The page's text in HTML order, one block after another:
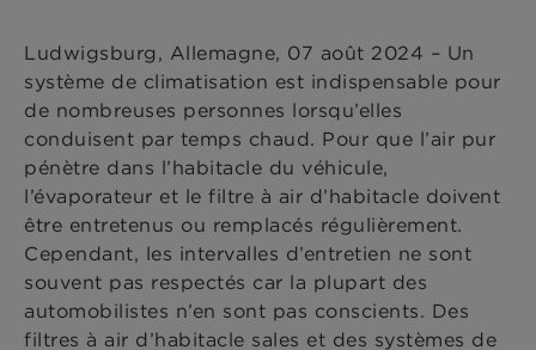
Ludwigsburg, Allemagne, 07 août 2024 – Un
système de climatisation est indispensable pour
de nombreuses personnes lorsqu’elles
conduisent par temps chaud. Pour que l’air pur
pénètre dans l’habitacle du véhicule,
l’évaporateur et le filtre à air d’habitacle doivent
être entretenus ou remplacés régulièrement.
Cependant, les intervalles d’entretien ne sont
souvent pas respectés car la plupart des
automobilistes n’en sont pas conscients. Des
filtres à air d’habitacle sales et des systèmes de